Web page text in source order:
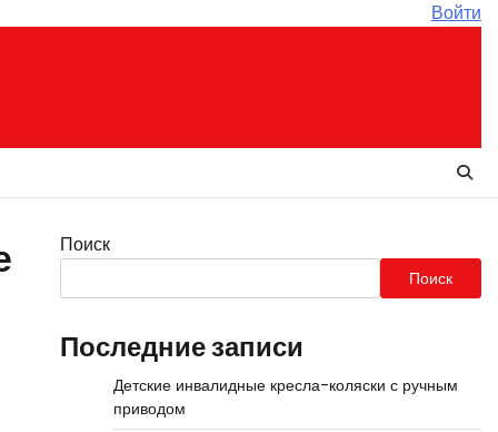
Войти
Поиск
Поиск
Последние записи
Детские инвалидные кресла-коляски с ручным
приводом